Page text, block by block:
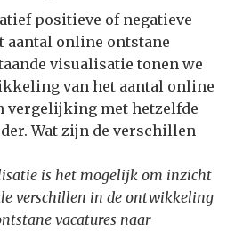
positieve of negatieve
online ontstane
visualisatie tonen we
van het aantal online
vergelijking met hetzelfde
Wat zijn de verschillen
is het mogelijk om inzicht
verschillen in de ontwikkeling
vacatures naar